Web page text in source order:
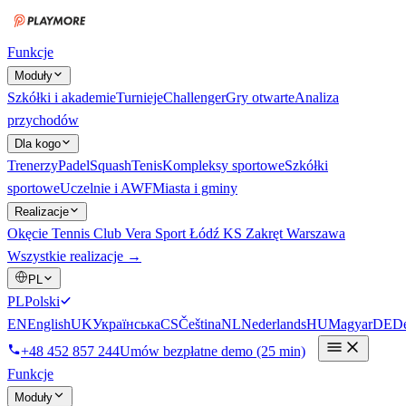
Funkcje
Moduły
Szkółki i akademieTurniejeChallengerGry otwarteAnaliza
przychodów
Dla kogo
TrenerzyPadelSquashTenisKompleksy sportoweSzkółki
sportoweUczelnie i AWFMiasta i gminy
Realizacje
Okęcie Tennis Club Vera Sport Łódź KS Zakręt Warszawa
Wszystkie realizacje →
PL
PLPolski
ENEnglishUKУкраїнськаCSČeštinaNLNederlandsHUMagyarDE
+48 452 857 244Umów bezpłatne demo (25 min)
Funkcje
Moduły